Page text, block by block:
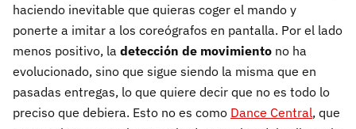
haciendo inevitable que quieras coger el mando y
ponerte a imitar a los coreógrafos en pantalla. Por el lado
menos positivo, la detección de movimiento no ha
evolucionado, sino que sigue siendo la misma que en
pasadas entregas, lo que quiere decir que no es todo lo
preciso que debiera. Esto no es como Dance Central, que